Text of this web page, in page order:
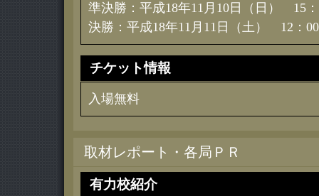
準決勝：平成18年11月10日（日） 15
決勝：平成18年11月11日（土） 12：
チケット情報
入場無料
取材レポート・各局ＰＲ
有力校紹介